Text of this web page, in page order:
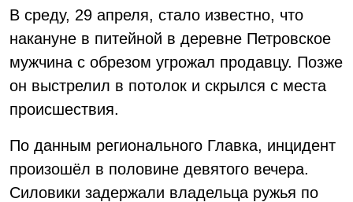
В среду, 29 апреля, стало известно, что
накануне в питейной в деревне Петровское
мужчина с обрезом угрожал продавцу. Позже
он выстрелил в потолок и скрылся с места
происшествия.
По данным регионального Главка, инцидент
произошёл в половине девятого вечера.
Силовики задержали владельца ружья по